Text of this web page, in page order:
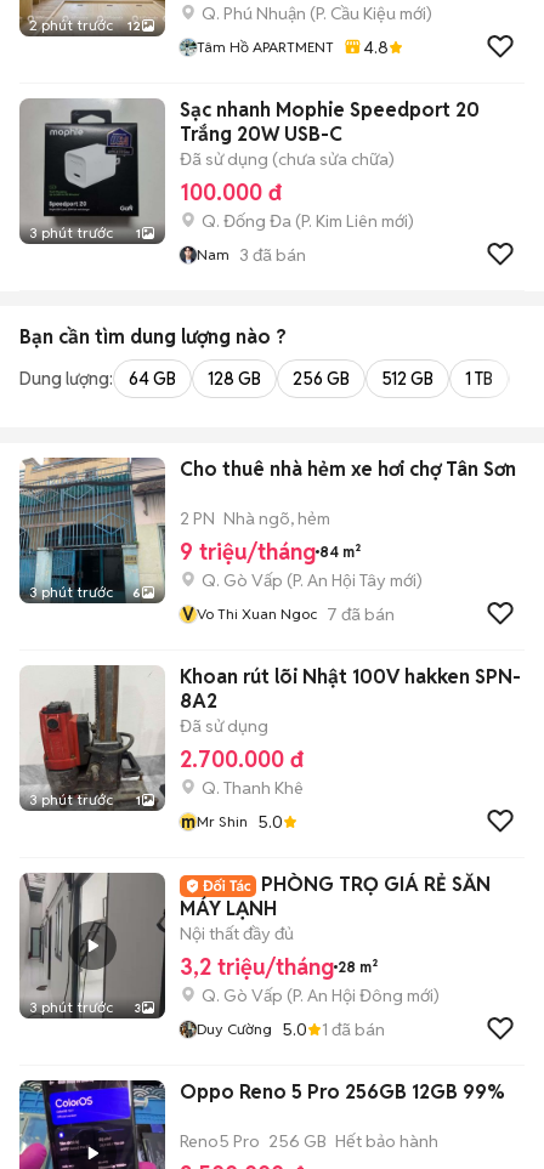
2 phút trước 12
Q. Phú Nhuận (P. Cầu Kiệu mới)
Tâm Hồ APARTMENT 4.8
3 phút trước 1
Sạc nhanh Mophie Speedport 20
Trắng 20W USB-C
Đã sử dụng (chưa sửa chữa)
100.000 đ
Q. Đống Đa (P. Kim Liên mới)
Nam 3 đã bán
Bạn cần tìm dung lượng nào ?
Dung lượng: 64 GB 128 GB 256 GB 512 GB 1 TB
3 phút trước 6
Cho thuê nhà hẻm xe hơi chợ Tân Sơn
2 PN Nhà ngõ, hẻm
9 triệu/tháng 84 m²
Q. Gò Vấp (P. An Hội Tây mới)
VVo Thi Xuan Ngoc 7 đã bán
3 phút trước 1
Khoan rút lõi Nhật 100V hakken SPN-
8A2
Đã sử dụng
2.700.000 đ
Q. Thanh Khê
mMr Shin 5.0
3 phút trước 3
PHÒNG TRỌ GIÁ RẺ SẴN
MÁY LẠNH
Nội thất đầy đủ
3,2 triệu/tháng 28 m²
Q. Gò Vấp (P. An Hội Đông mới)
Duy Cường 5.0 1 đã bán
Oppo Reno 5 Pro 256GB 12GB 99%
Reno5 Pro 256 GB Hết bảo hành